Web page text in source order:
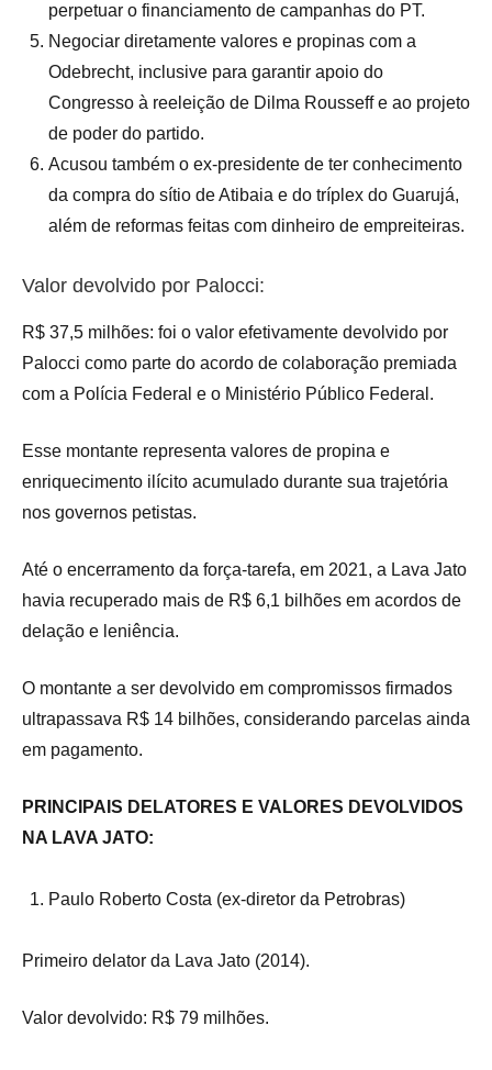
perpetuar o financiamento de campanhas do PT.
Negociar diretamente valores e propinas com a
Odebrecht, inclusive para garantir apoio do
Congresso à reeleição de Dilma Rousseff e ao projeto
de poder do partido.
Acusou também o ex-presidente de ter conhecimento
da compra do sítio de Atibaia e do tríplex do Guarujá,
além de reformas feitas com dinheiro de empreiteiras.
Valor devolvido por Palocci:
R$ 37,5 milhões: foi o valor efetivamente devolvido por
Palocci como parte do acordo de colaboração premiada
com a Polícia Federal e o Ministério Público Federal.
Esse montante representa valores de propina e
enriquecimento ilícito acumulado durante sua trajetória
nos governos petistas.
Até o encerramento da força-tarefa, em 2021, a Lava Jato
havia recuperado mais de R$ 6,1 bilhões em acordos de
delação e leniência.
O montante a ser devolvido em compromissos firmados
ultrapassava R$ 14 bilhões, considerando parcelas ainda
em pagamento.
PRINCIPAIS DELATORES E VALORES DEVOLVIDOS
NA LAVA JATO:
Paulo Roberto Costa (ex-diretor da Petrobras)
Primeiro delator da Lava Jato (2014).
Valor devolvido: R$ 79 milhões.